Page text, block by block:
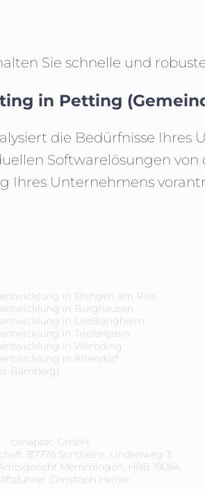
Sie schnelle und
in Petting
die Bedürfnisse
Softwarelösungen
Unternehmens
in Ehingen am Ries
in Burghausen
in Großlangheim
in Triefenstein
in Wemding
in Altendorf
Bamberg)
cenaptec GmbH
87776 Sontheim, Lindenweg 3
Memmingen, HRB 19064
Christoph Heinle